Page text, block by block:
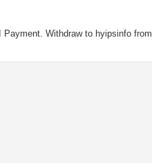
Withdraw to hyipsinfo from